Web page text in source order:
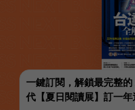
一鍵訂閱，解鎖最完整
代【夏日閱讀展】訂一